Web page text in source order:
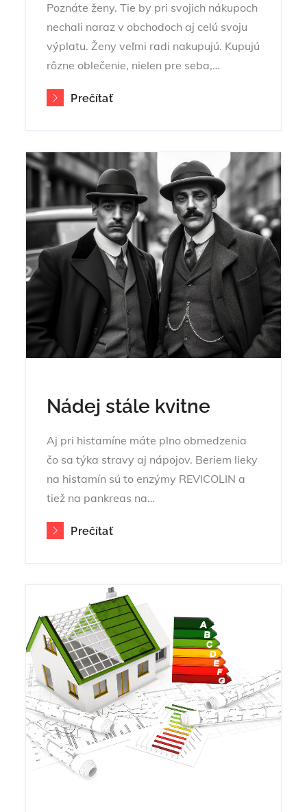
Poznáte ženy. Tie by pri svojich nákupoch
nechali naraz v obchodoch aj celú svoju
výplatu. Ženy veľmi radi nakupujú. Kupujú
rôzne oblečenie, nielen pre seba,…
Prečítať
Nádej stále kvitne
Aj pri histamíne máte plno obmedzenia
čo sa týka stravy aj nápojov. Beriem lieky
na histamín sú to enzýmy REVICOLIN a
tiež na pankreas na…
Prečítať